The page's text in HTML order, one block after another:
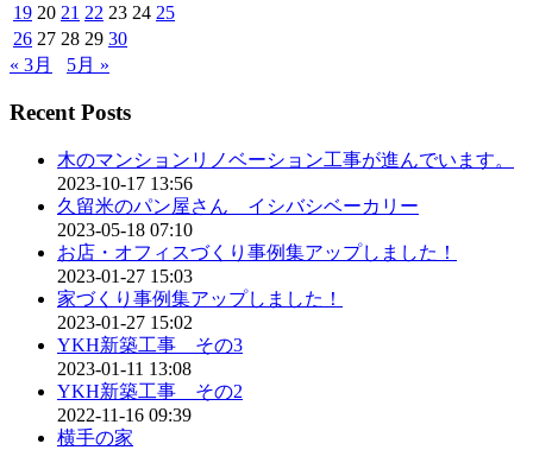
19 20 21 22 23 24 25
26 27 28 29 30
« 3月
5月 »
Recent Posts
木のマンションリノベーション工事が進んでいます。
2023-10-17 13:56
久留米のパン屋さん イシバシベーカリー
2023-05-18 07:10
お店・オフィスづくり事例集アップしました！
2023-01-27 15:03
家づくり事例集アップしました！
2023-01-27 15:02
YKH新築工事 その3
2023-01-11 13:08
YKH新築工事 その2
2022-11-16 09:39
横手の家